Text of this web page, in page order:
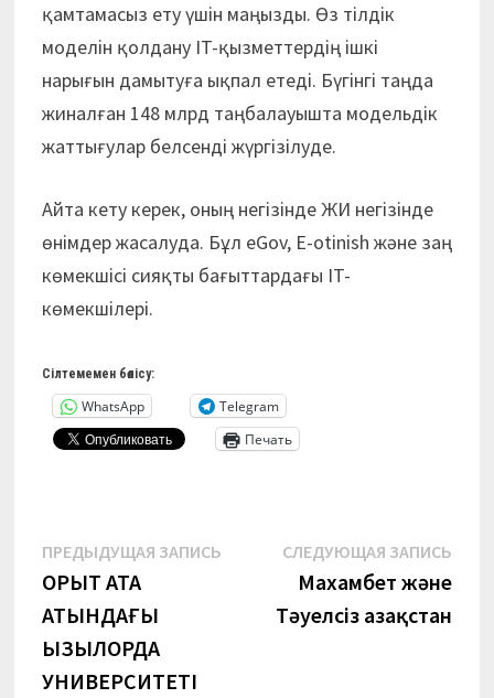
қамтамасыз ету үшін маңызды. Өз тілдік
моделін қолдану IT-қызметтердің ішкі
нарығын дамытуға ықпал етеді. Бүгінгі таңда
жиналған 148 млрд таңбалауышта модельдік
жаттығулар белсенді жүргізілуде.
Айта кету керек, оның негізінде ЖИ негізінде
өнімдер жасалуда. Бұл eGov, E-otinish және заң
көмекшісі сияқты бағыттардағы IT-
көмекшілері.
Сілтемемен бөлісу:
WhatsApp
Telegram
Печать
Навигация
по
записям
ПРЕДЫДУЩАЯ ЗАПИСЬПредыдущая
ҚОРҚЫТ АТА
АТЫНДАҒЫ
ҚЫЗЫЛОРДА
УНИВЕРСИТЕТІ
СЛЕДУЮЩАЯ ЗАПИСЬ
Махамбет және
Тәуелсіз Қазақстан